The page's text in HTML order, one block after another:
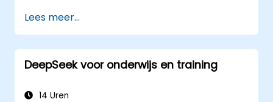
Auditgegevens analyseren om
doelgroepsegmentatie en personalisatie
te verbeteren.
AI-gebaseerde hulpmiddelen succesvol
Lees meer...
DeepSeek voor onderwijs en training
14 Uren